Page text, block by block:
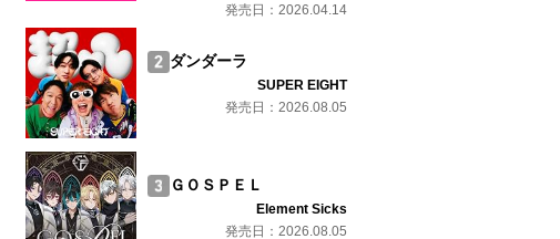
発売日：2026.04.14
ダンダーラ
SUPER EIGHT
発売日：2026.08.05
ＧＯＳＰＥＬ
Element Sicks
発売日：2026.08.05